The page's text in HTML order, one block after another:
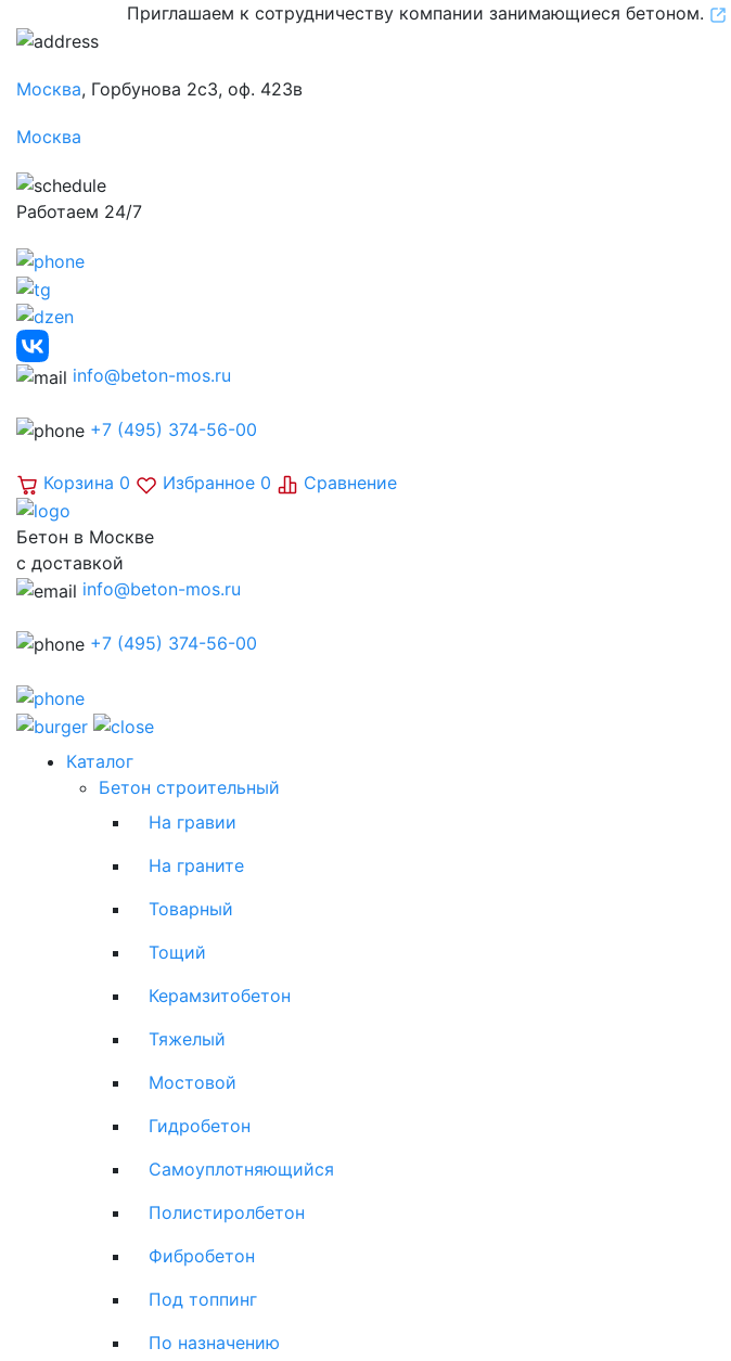
Приглашаем к сотрудничеству компании занимающиеся бетоном.
Москва, Горбунова 2с3, оф. 423в
Москва
Работаем 24/7
info@beton-mos.ru
+7 (495) 374-56-00
Корзина 0 Избранное 0 Сравнение
Бетон в Москве
с доставкой
info@beton-mos.ru
+7 (495) 374-56-00
Каталог
Бетон строительный
На гравии
На граните
Товарный
Тощий
Керамзитобетон
Тяжелый
Мостовой
Гидробетон
Самоуплотняющийся
Полистиролбетон
Фибробетон
Под топпинг
По назначению